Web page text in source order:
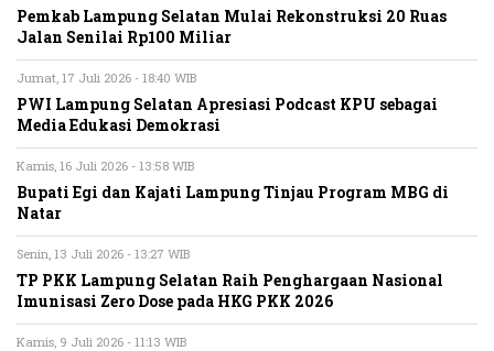
Pemkab Lampung Selatan Mulai Rekonstruksi 20 Ruas
Jalan Senilai Rp100 Miliar
Jumat, 17 Juli 2026 - 18:40 WIB
PWI Lampung Selatan Apresiasi Podcast KPU sebagai
Media Edukasi Demokrasi
Kamis, 16 Juli 2026 - 13:58 WIB
Bupati Egi dan Kajati Lampung Tinjau Program MBG di
Natar
Senin, 13 Juli 2026 - 13:27 WIB
TP PKK Lampung Selatan Raih Penghargaan Nasional
Imunisasi Zero Dose pada HKG PKK 2026
Kamis, 9 Juli 2026 - 11:13 WIB